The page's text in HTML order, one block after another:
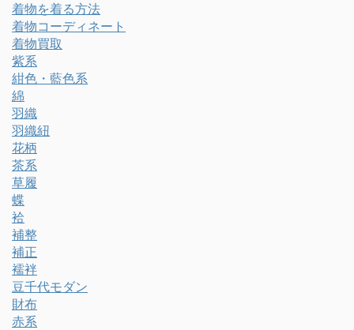
着物を着る方法
着物コーディネート
着物買取
紫系
紺色・藍色系
綿
羽織
羽織紐
花柄
茶系
草履
蝶
袷
補整
補正
襦袢
豆千代モダン
財布
赤系